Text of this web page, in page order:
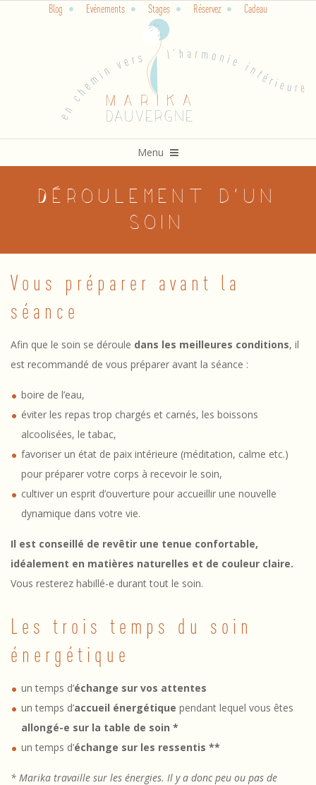
Blog Evénements Stages Réservez Cadeau
Navigation
Menu
Menu
Déroulement d’un
soin
D
é
r
o
u
e
m
t
d
u
n
s
o
i
n
Vous préparer avant la
séance
Afin que le soin se déroule dans les meilleures conditions, il
est recommandé de vous préparer avant la séance :
boire de l’eau,
éviter les repas trop chargés et carnés, les boissons
alcoolisées, le tabac,
favoriser un état de paix intérieure (méditation, calme etc.)
pour préparer votre corps à recevoir le soin,
cultiver un esprit d’ouverture pour accueillir une nouvelle
dynamique dans votre vie.
Il est conseillé de revêtir une tenue confortable,
idéalement en matières naturelles et de couleur claire.
Vous resterez habillé-e durant tout le soin.
Les trois temps du soin
énergétique
un temps d’échange sur vos attentes
un temps d’accueil énergétique pendant lequel vous êtes
allongé-e sur la table de soin *
un temps d’échange sur les ressentis **
* Marika travaille sur les énergies. Il y a donc peu ou pas de